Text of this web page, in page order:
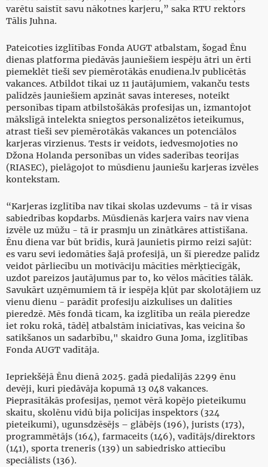
varētu saistīt savu nākotnes karjeru,” saka RTU rektors
Tālis Juhna.
Pateicoties izglītības Fonda AUGT atbalstam, šogad Ēnu
dienas platforma piedāvās jauniešiem iespēju ātri un ērti
piemeklēt tieši sev piemērotākās enudiena.lv publicētās
vakances. Atbildot tikai uz 11 jautājumiem, vakanču tests
palīdzēs jauniešiem apzināt savas intereses, noteikt
personības tipam atbilstošākās profesijas un, izmantojot
mākslīgā intelekta sniegtos personalizētos ieteikumus,
atrast tieši sev piemērotākās vakances un potenciālos
karjeras virzienus. Tests ir veidots, iedvesmojoties no
Džona Holanda personības un vides saderības teorijas
(RIASEC), pielāgojot to mūsdienu jauniešu karjeras izvēles
kontekstam.
“Karjeras izglītība nav tikai skolas uzdevums - tā ir visas
sabiedrības kopdarbs. Mūsdienās karjera vairs nav viena
izvēle uz mūžu - tā ir prasmju un zinātkāres attīstīšana.
Ēnu diena var būt brīdis, kurā jaunietis pirmo reizi sajūt:
es varu sevi iedomāties šajā profesijā, un šī pieredze palīdz
veidot pārliecību un motivāciju mācīties mērķtiecīgāk,
uzdot pareizos jautājumus par to, ko vēlos mācīties tālāk.
Savukārt uzņēmumiem tā ir iespēja kļūt par skolotājiem uz
vienu dienu - parādīt profesiju aizkulises un dalīties
pieredzē. Mēs fondā ticam, ka izglītība un reāla pieredze
iet roku rokā, tādēļ atbalstām iniciatīvas, kas veicina šo
satikšanos un sadarbību," skaidro Guna Joma, izglītības
Fonda AUGT vadītāja.
Iepriekšējā Ēnu dienā 2025. gadā piedalījās 2299 ēnu
devēji, kuri piedāvāja kopumā 13 048 vakances.
Pieprasītākās profesijas, ņemot vērā kopējo pieteikumu
skaitu, skolēnu vidū bija policijas inspektors (324
pieteikumi), ugunsdzēsējs – glābējs (196), jurists (173),
programmētājs (164), farmaceits (146), vadītājs/direktors
(141), sporta treneris (139) un sabiedrisko attiecību
speciālists (136).